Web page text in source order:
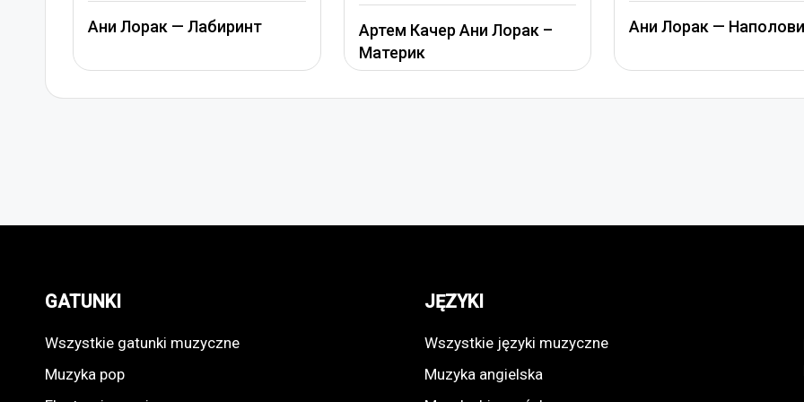
Артем Качер Ани Лорак –
Ани Лорак — Наполовину
Пообещай
GATUNKI
Wszystkie gatunki muzyczne
Muzyka pop
JĘZYKI
Wszystkie języki muzyczne
Muzyka angielska